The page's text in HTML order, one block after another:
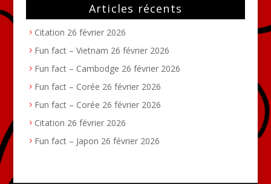
Articles récents
Citation 26 février 2026
Fun fact – Vietnam 26 février 2026
Fun fact – Cambodge 26 février 2026
Fun fact – Corée 26 février 2026
Fun fact – Corée 26 février 2026
Citation 26 février 2026
Fun fact – Japon 26 février 2026